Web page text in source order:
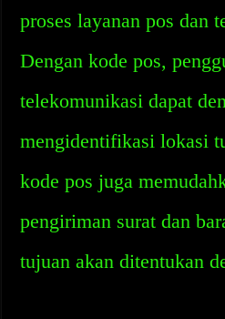
proses layanan pos dan
Dengan kode pos,
telekomunikasi dapat
mengidentifikasi lokasi
kode pos juga
pengiriman surat dan
tujuan akan ditentukan